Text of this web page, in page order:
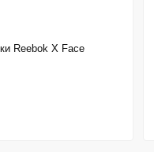
Reebok X Face